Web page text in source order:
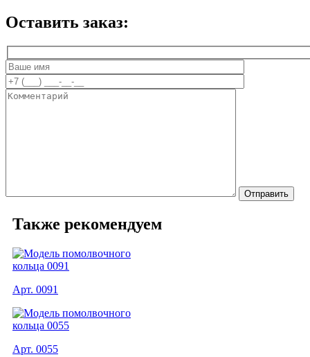
Оставить заказ:
Также рекомендуем
Арт. 0091
Арт. 0055